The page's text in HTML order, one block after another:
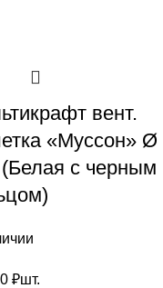
вент.
«Муссон» Ø
с черным
₽шт.